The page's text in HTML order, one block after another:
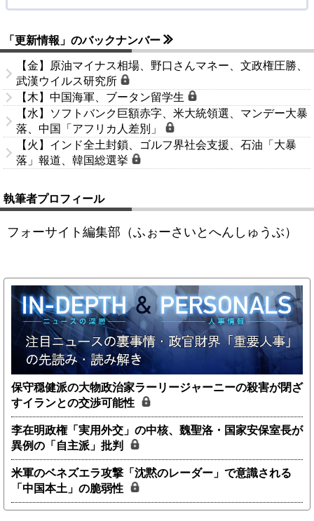
「更新情報」のバックナンバー
【金】原油マイナス相場、野口さんマネー、文政権圧勝、
武漢ウイルス研究所
【木】中国海軍、ブータン留学生
【水】ソフトバンク巨額赤字、米大統領選、マンデー大暴
落、中国「アフリカ人差別」
【火】インド全土封鎖、ゴルフ界社会支援、石油「大暴
落」報道、韓国総選挙
執筆者プロフィール
フォーサイト編集部（ふぉーさいとへんしゅうぶ）
保守穏健派の大物政治家ラーリージャーニーの殺害が閉ざ
すイランとの交渉可能性
李在明政権「実用外交」の中核、魏聖洛・国家安保室長が
異例の「自主派」批判
米軍のベネズエラ攻撃「沈黙のレーダー」で意識される
「中国本土」の脆弱性